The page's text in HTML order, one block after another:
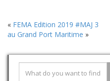
« FEMA Edition 2019 #MAJ 3
au Grand Port Maritime »